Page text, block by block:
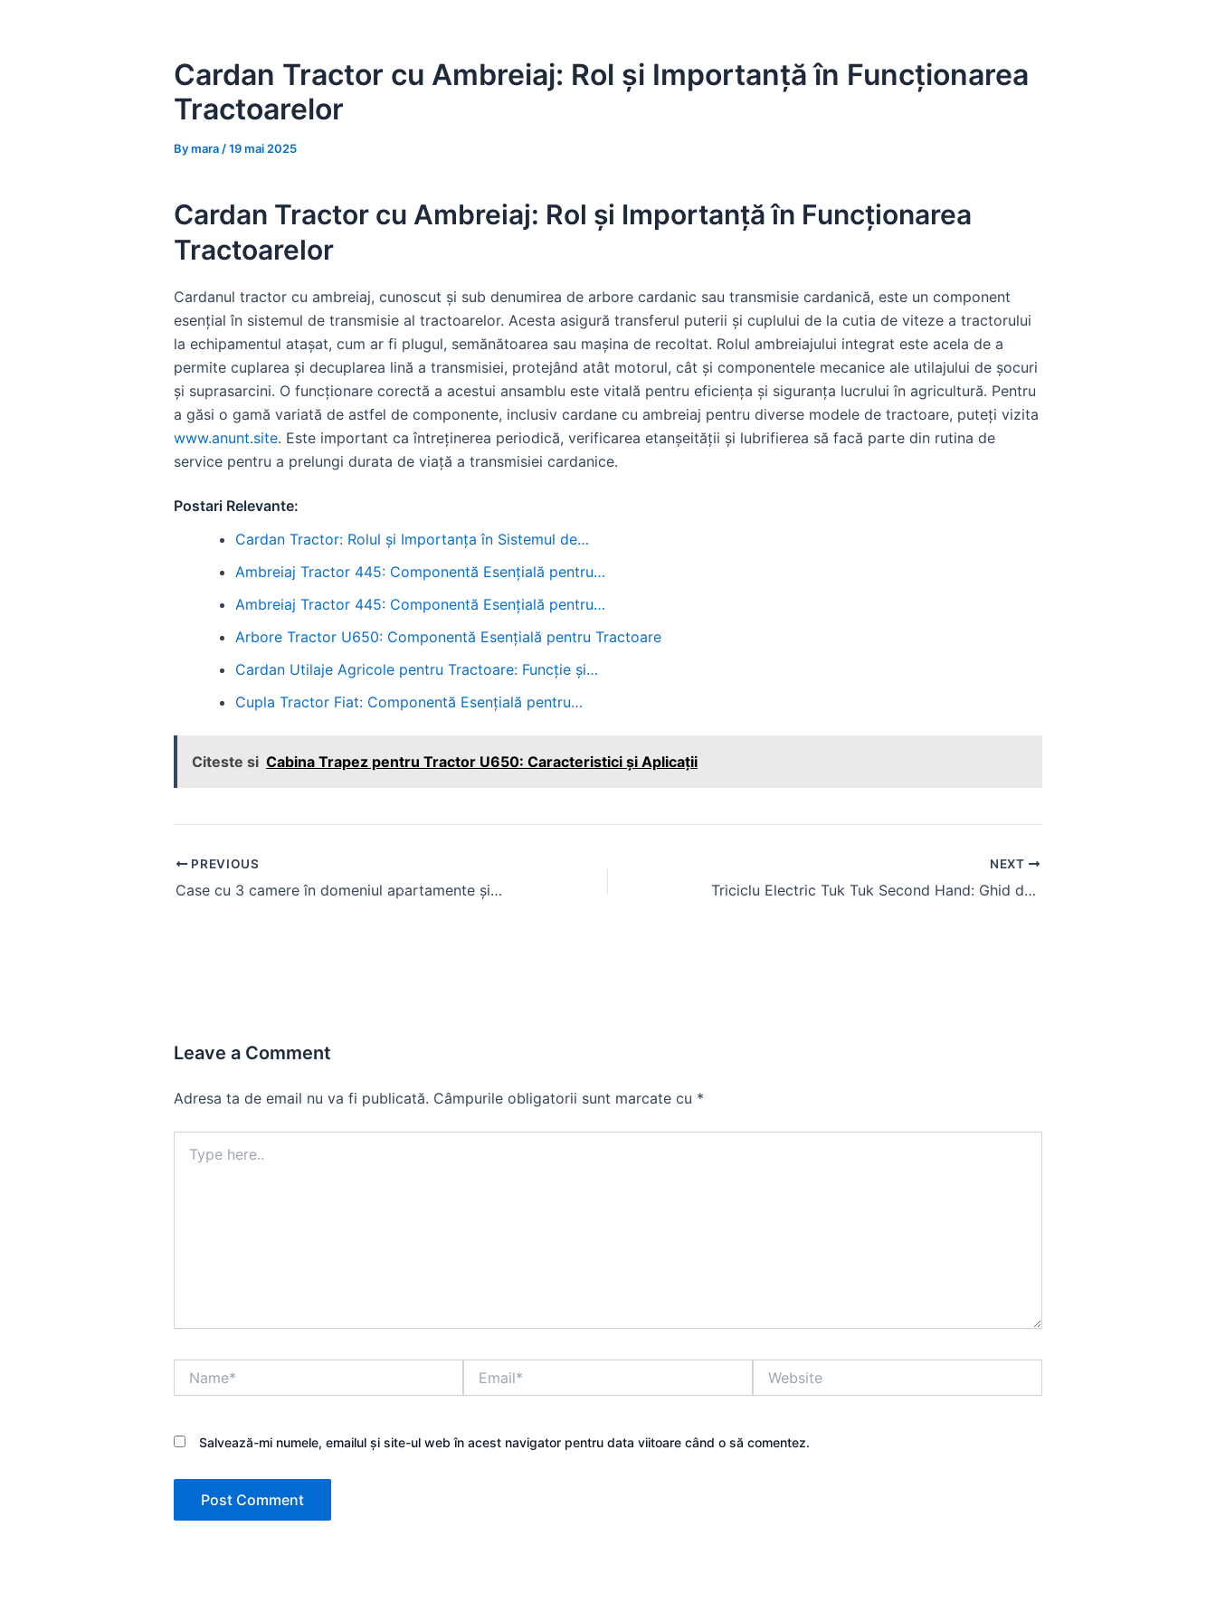
Cardan Tractor cu Ambreiaj: Rol și Importanță în Funcționarea
Tractoarelor
Bymara /19 mai 2025
Cardan Tractor cu Ambreiaj: Rol și Importanță în Funcționarea
Tractoarelor
Cardanul tractor cu ambreiaj, cunoscut și sub denumirea de arbore cardanic sau transmisie cardanică, este un component
esențial în sistemul de transmisie al tractoarelor. Acesta asigură transferul puterii și cuplului de la cutia de viteze a tractorului
la echipamentul atașat, cum ar fi plugul, semănătoarea sau mașina de recoltat. Rolul ambreiajului integrat este acela de a
permite cuplarea și decuplarea lină a transmisiei, protejând atât motorul, cât și componentele mecanice ale utilajului de șocuri
și suprasarcini. O funcționare corectă a acestui ansamblu este vitală pentru eficiența și siguranța lucrului în agricultură. Pentru
a găsi o gamă variată de astfel de componente, inclusiv cardane cu ambreiaj pentru diverse modele de tractoare, puteți vizita
www.anunt.site. Este important ca întreținerea periodică, verificarea etanșeității și lubrifierea să facă parte din rutina de
service pentru a prelungi durata de viață a transmisiei cardanice.
Postari Relevante:
Cardan Tractor: Rolul și Importanța în Sistemul de…
Ambreiaj Tractor 445: Componentă Esențială pentru…
Ambreiaj Tractor 445: Componentă Esențială pentru…
Arbore Tractor U650: Componentă Esențială pentru Tractoare
Cardan Utilaje Agricole pentru Tractoare: Funcție și…
Cupla Tractor Fiat: Componentă Esențială pentru…
Citeste si Cabina Trapez pentru Tractor U650: Caracteristici și Aplicații
Post
navigation
PREVIOUS
Case cu 3 camere în domeniul apartamente și studiouri
NEXT
Triciclu Electric Tuk Tuk Second Hand: Ghid de Achiziție
Leave a Comment
Adresa ta de email nu va fi publicată. Câmpurile obligatorii sunt marcate cu *
here..
Salvează-mi numele, emailul și site-ul web în acest navigator pentru data viitoare când o să comentez.